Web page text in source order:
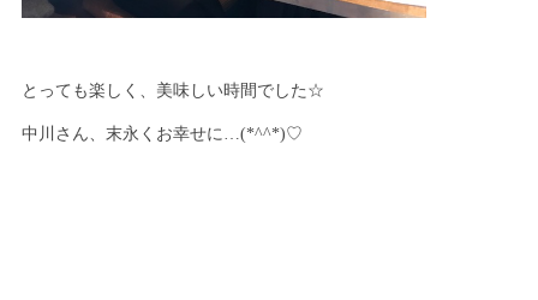
とっても楽しく、美味しい時間でした☆
中川さん、末永くお幸せに…(*^^*)♡